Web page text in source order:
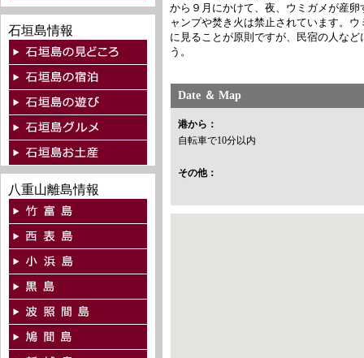
石垣島情報
八重山離島情報
から９月にかけて、夜、ウミガメが産
ャンプや焚き火は禁止されています。
に見ることが原則ですが、民宿の人な
う。
Date ＆ Map
港から：
自転車で10分以内
その他：